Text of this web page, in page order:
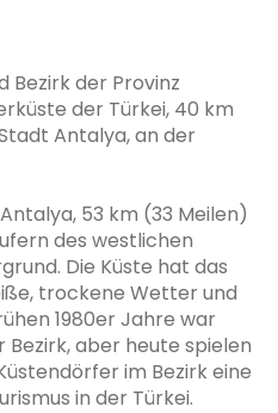
Bezirk der Provinz
der Türkei, 40 km
Antalya, an der
53 km (33 Meilen)
des westlichen
Die Küste hat das
trockene Wetter und
1980er Jahre war
aber heute spielen
im Bezirk eine
in der Türkei.